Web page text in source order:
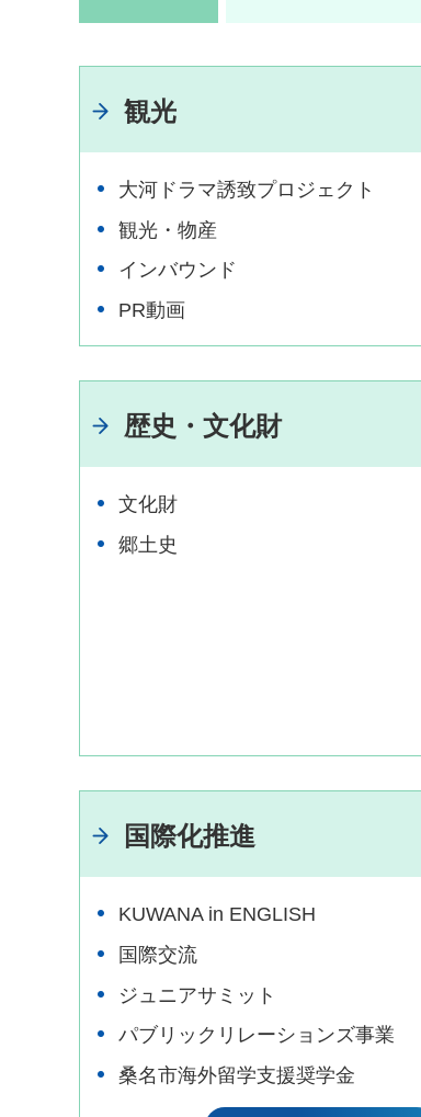
観光
大河ドラマ誘致プロジェクト
観光・物産
インバウンド
PR動画
歴史・文化財
文化財
郷土史
国際化推進
KUWANA in ENGLISH
国際交流
ジュニアサミット
パブリックリレーションズ事業
桑名市海外留学支援奨学金